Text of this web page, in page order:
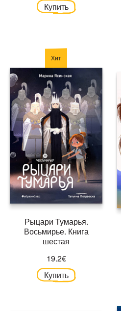
Купить
Хит
Рыцари Тумарья.
Восьмирье. Книга
шестая
19.2€
Купить